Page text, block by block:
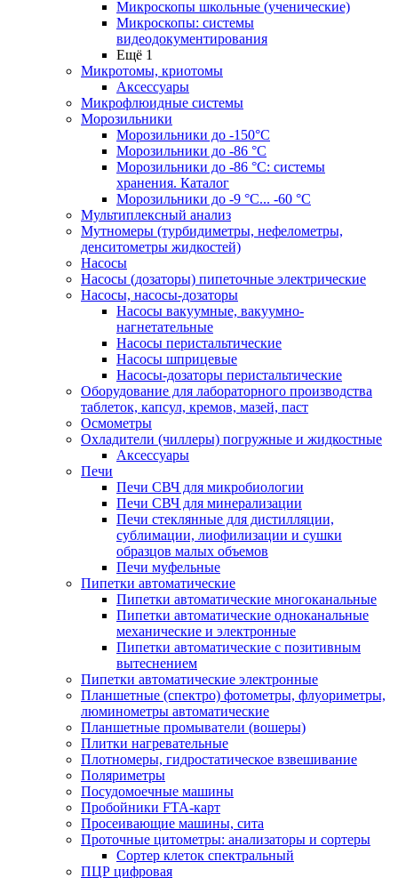
Микроскопы школьные (ученические)
Микроскопы: системы
видеодокументирования
Ещё 1
Микротомы, криотомы
Аксессуары
Микрофлюидные системы
Морозильники
Морозильники до -150°С
Морозильники до -86 °C
Морозильники до -86 °C: системы
хранения. Каталог
Морозильники до -9 °C... -60 °C
Мультиплексный анализ
Мутномеры (турбидиметры, нефелометры,
денситометры жидкостей)
Насосы
Насосы (дозаторы) пипеточные электрические
Насосы, насосы-дозаторы
Насосы вакуумные, вакуумно-
нагнетательные
Насосы перистальтические
Насосы шприцевые
Насосы-дозаторы перистальтические
Оборудование для лабораторного производства
таблеток, капсул, кремов, мазей, паст
Осмометры
Охладители (чиллеры) погружные и жидкостные
Аксессуары
Печи
Печи СВЧ для микробиологии
Печи СВЧ для минерализации
Печи стеклянные для дистилляции,
сублимации, лиофилизации и сушки
образцов малых объемов
Печи муфельные
Пипетки автоматические
Пипетки автоматические многоканальные
Пипетки автоматические одноканальные
механические и электронные
Пипетки автоматические с позитивным
вытеснением
Пипетки автоматические электронные
Планшетные (спектро) фотометры, флуориметры,
люминометры автоматические
Планшетные промыватели (вошеры)
Плитки нагревательные
Плотномеры, гидростатическое взвешивание
Поляриметры
Посудомоечные машины
Пробойники FTA-карт
Просеивающие машины, сита
Проточные цитометры: анализаторы и сортеры
Сортер клеток спектральный
ПЦР цифровая